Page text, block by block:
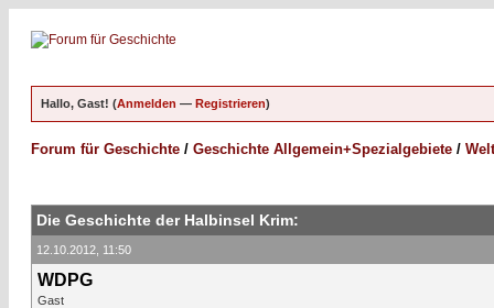
Hallo, Gast! (Anmelden — Registrieren)
Forum für Geschichte / Geschichte Allgemein+Spezialgebiete /
Die Geschichte der Halbinsel Krim:
12.10.2012, 11:50
WDPG
Gast